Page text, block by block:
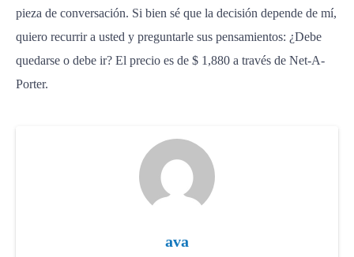
pieza de conversación. Si bien sé que la decisión depende de mí,
quiero recurrir a usted y preguntarle sus pensamientos: ¿Debe
quedarse o debe ir? El precio es de $ 1,880 a través de Net-A-
Porter.
ava